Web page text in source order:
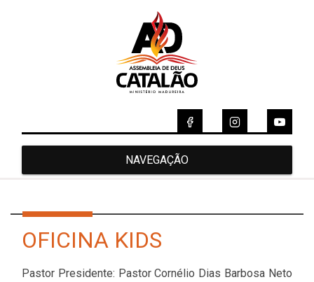
NAVEGAÇÃO
OFICINA KIDS
Pastor Presidente: Pastor Cornélio Dias Barbosa Neto